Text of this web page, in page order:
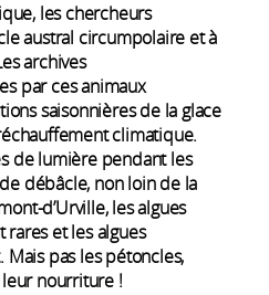
les chercheurs
austral circumpolaire et à
archives
par ces animaux
saisonnières de la glace
climatique.
de lumière pendant les
débâcle, non loin de la
d’Urville, les algues
et les algues
pas les pétoncles,
nourriture !